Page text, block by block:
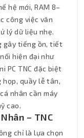
hệ mới, RAM 8–
công việc văn
lý dữ liệu nhẹ.
gây tiếng ồn, tiết
hiện đại như
PC TNC đặc biệt
họp, quầy lễ tân,
nhân cần máy
cao.
– TNC
chỉ là lựa chọn